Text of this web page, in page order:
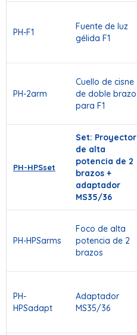
PH-F1
Fuente de luz
gélida F1
PH-2arm
Cuello de cisne
de doble brazo
para F1
PH-HPSset
Set: Proyector
de alta
potencia de 2
brazos +
adaptador
MS35/36
PH-HPSarms
Foco de alta
potencia de 2
brazos
PH-
HPSadapt
Adaptador
MS35/36